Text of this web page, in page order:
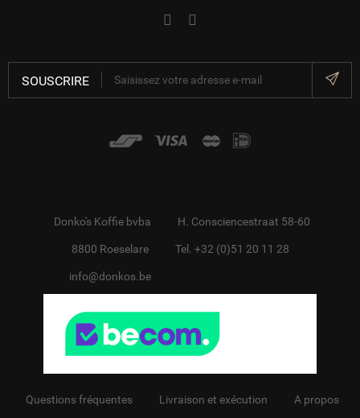
SOUSCRIRE
Donko's Koffie bvba H. Consciencestraat 58-60
8800 Roeselare Tel. +32 (0)51 20 11 28
info@donkos.be
Questions fréquentes Livraison et exécution A propos